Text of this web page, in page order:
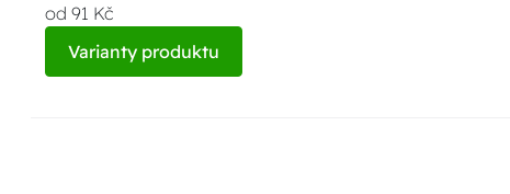
od 91 Kč
Varianty produktu